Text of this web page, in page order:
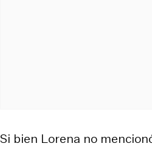
Si bien Lorena no